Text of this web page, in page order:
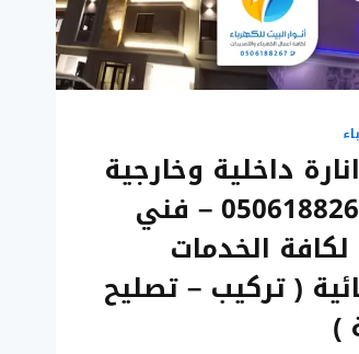
داخلية وخارجية
بجدة 0506188267 – فني
الخدمات
( تركيب – تصليح
)